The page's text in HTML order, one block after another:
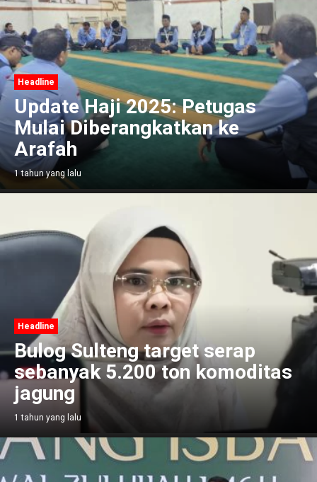
Headline
Update Haji 2025: Petugas
Mulai Diberangkatkan ke
Arafah
1 tahun yang lalu
Headline
Bulog Sulteng target serap
sebanyak 5.200 ton komoditas
jagung
1 tahun yang lalu